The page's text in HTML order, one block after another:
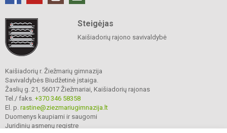
Steigėjas
Kaišiadorių rajono savivaldybė
Kaišiadorių r. Žiežmarių gimnazija
Savivaldybės Biudžetinė įstaiga.
Žaslių g. 21, 56017 Žiežmariai, Kaišiadorių rajonas
Tel./ faks. +370 346 58358
El. p. rastine@ziezmariugimnazija.lt
Duomenys kaupiami ir saugomi
Juridinių asmenų registre